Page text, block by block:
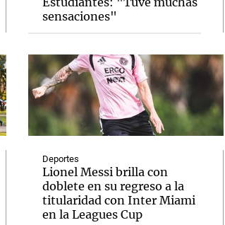
sensaciones"
Deportes
Lionel Messi brilla con
doblete en su regreso a la
titularidad con Inter Miami
en la Leagues Cup
de Arequito Cadena 3 en Groenlandia